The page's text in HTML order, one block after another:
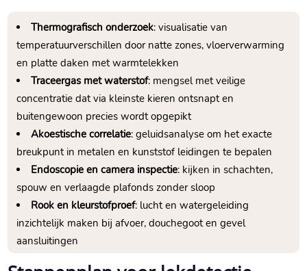
Thermografisch onderzoek: visualisatie van
temperatuurverschillen door natte zones, vloerverwarming
en platte daken met warmtelekken
Traceergas met waterstof: mengsel met veilige
concentratie dat via kleinste kieren ontsnapt en
buitengewoon precies wordt opgepikt
Akoestische correlatie: geluidsanalyse om het exacte
breukpunt in metalen en kunststof leidingen te bepalen
Endoscopie en camera inspectie: kijken in schachten,
spouw en verlaagde plafonds zonder sloop
Rook en kleurstofproef: lucht en watergeleiding
inzichtelijk maken bij afvoer, douchegoot en gevel
aansluitingen